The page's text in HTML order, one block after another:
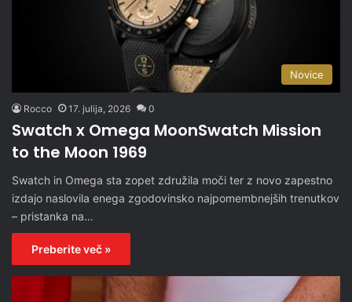
Novice
Rocco 17. julija, 2026 0
Swatch x Omega MoonSwatch Mission
to the Moon 1969
Swatch in Omega sta zopet združila moči ter z novo zapestno
izdajo naslovila enega zgodovinsko najpomembnejših trenutkov
– pristanka na…
Preberite več »